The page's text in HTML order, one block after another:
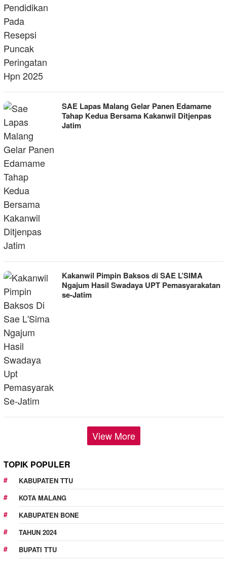
SAE Lapas Malang Gelar Panen Edamame
Tahap Kedua Bersama Kakanwil Ditjenpas
Jatim
Kakanwil Pimpin Baksos di SAE L’SIMA
Ngajum Hasil Swadaya UPT Pemasyarakatan
se-Jatim
View More
TOPIK POPULER
KABUPATEN TTU
KOTA MALANG
KABUPATEN BONE
TAHUN 2024
BUPATI TTU